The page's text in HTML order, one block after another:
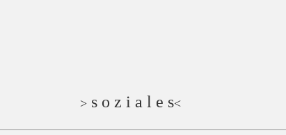
>s o z i a l e s<